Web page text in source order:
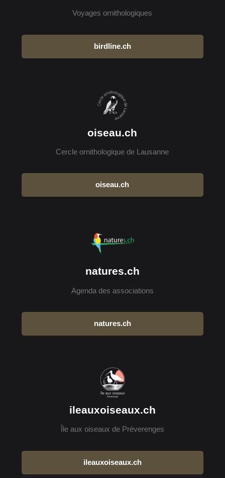
Voyages ornithologiques
birdline.ch
oiseau.ch
Cercle ornithologique de Lausanne
oiseau.ch
natures.ch
Agenda des associations
natures.ch
ileauxoiseaux.ch
Île aux oiseaux de Préverenges
ileauxoiseaux.ch